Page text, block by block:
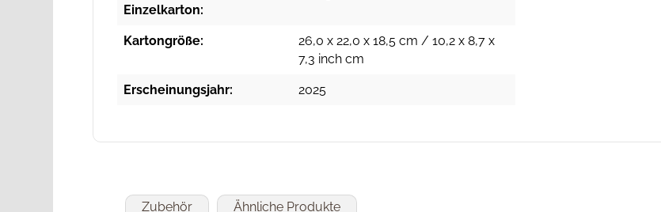
Einzelkarton:
Kartongröße:
26,0 x 22,0 x 18,5 cm / 10,2 x 8,7 x
7,3 inch cm
Erscheinungsjahr: 2025
Zubehör Ähnliche Produkte